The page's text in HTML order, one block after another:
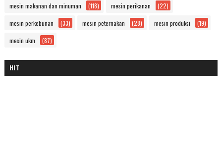
mesin makanan dan minuman (118) mesin perikanan (22)
mesin perkebunan (33) mesin peternakan (28) mesin produksi (19)
mesin ukm (87)
HIT